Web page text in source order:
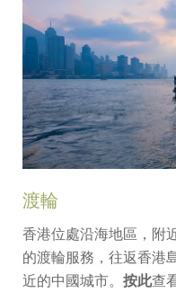
渡輪
香港位處沿海地區，附
的渡輪服務，往返香港
近的中國城市。 按此查